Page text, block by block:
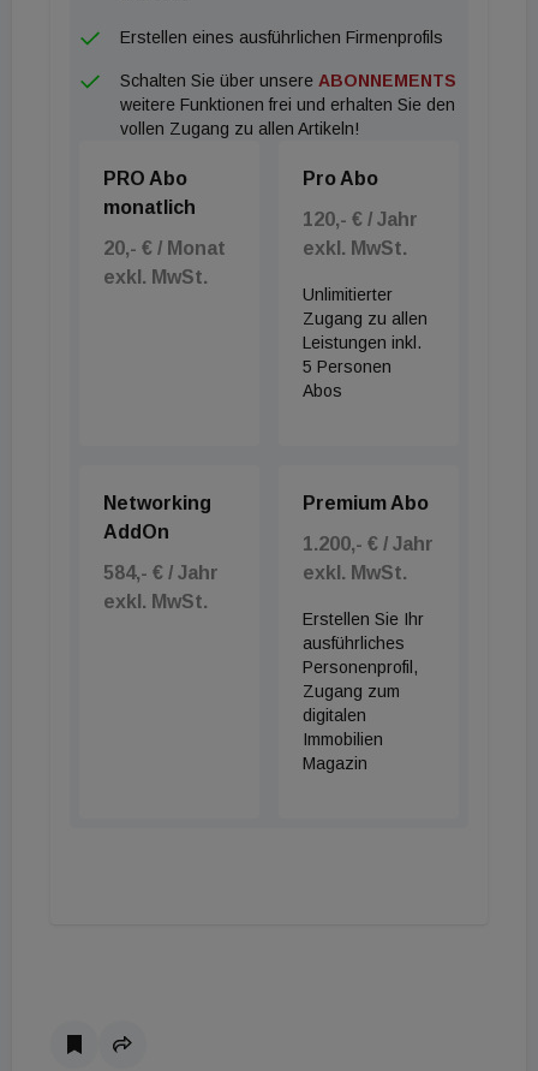
nicht festgestellt werden kann.“
Erstellen eines ausführlichen Firmenprofils
Schalten Sie über unsere ABONNEMENTS
weitere Funktionen frei und erhalten Sie den
vollen Zugang zu allen Artikeln!
PRO Abo
monatlich
20,- € / Monat
exkl. MwSt.
Pro Abo
120,- € / Jahr
exkl. MwSt.
Unlimitierter
Zugang zu allen
Leistungen inkl.
5 Personen
Abos
Networking
AddOn
584,- € / Jahr
exkl. MwSt.
Premium Abo
1.200,- € / Jahr
exkl. MwSt.
Erstellen Sie Ihr
ausführliches
Personenprofil,
Zugang zum
digitalen
Immobilien
Magazin